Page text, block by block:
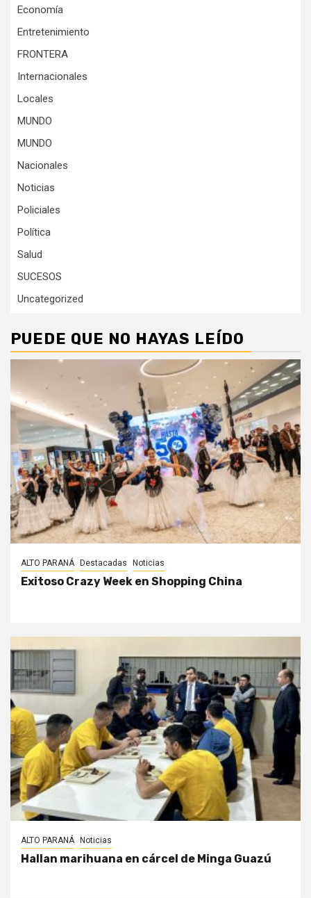
Economía
Entretenimiento
FRONTERA
Internacionales
Locales
MUNDO
MUNDO
Nacionales
Noticias
Policiales
Política
Salud
SUCESOS
Uncategorized
PUEDE QUE NO HAYAS LEÍDO
ALTO PARANÁ Destacadas Noticias
Exitoso Crazy Week en Shopping China
ALTO PARANÁ Noticias
Hallan marihuana en cárcel de Minga Guazú